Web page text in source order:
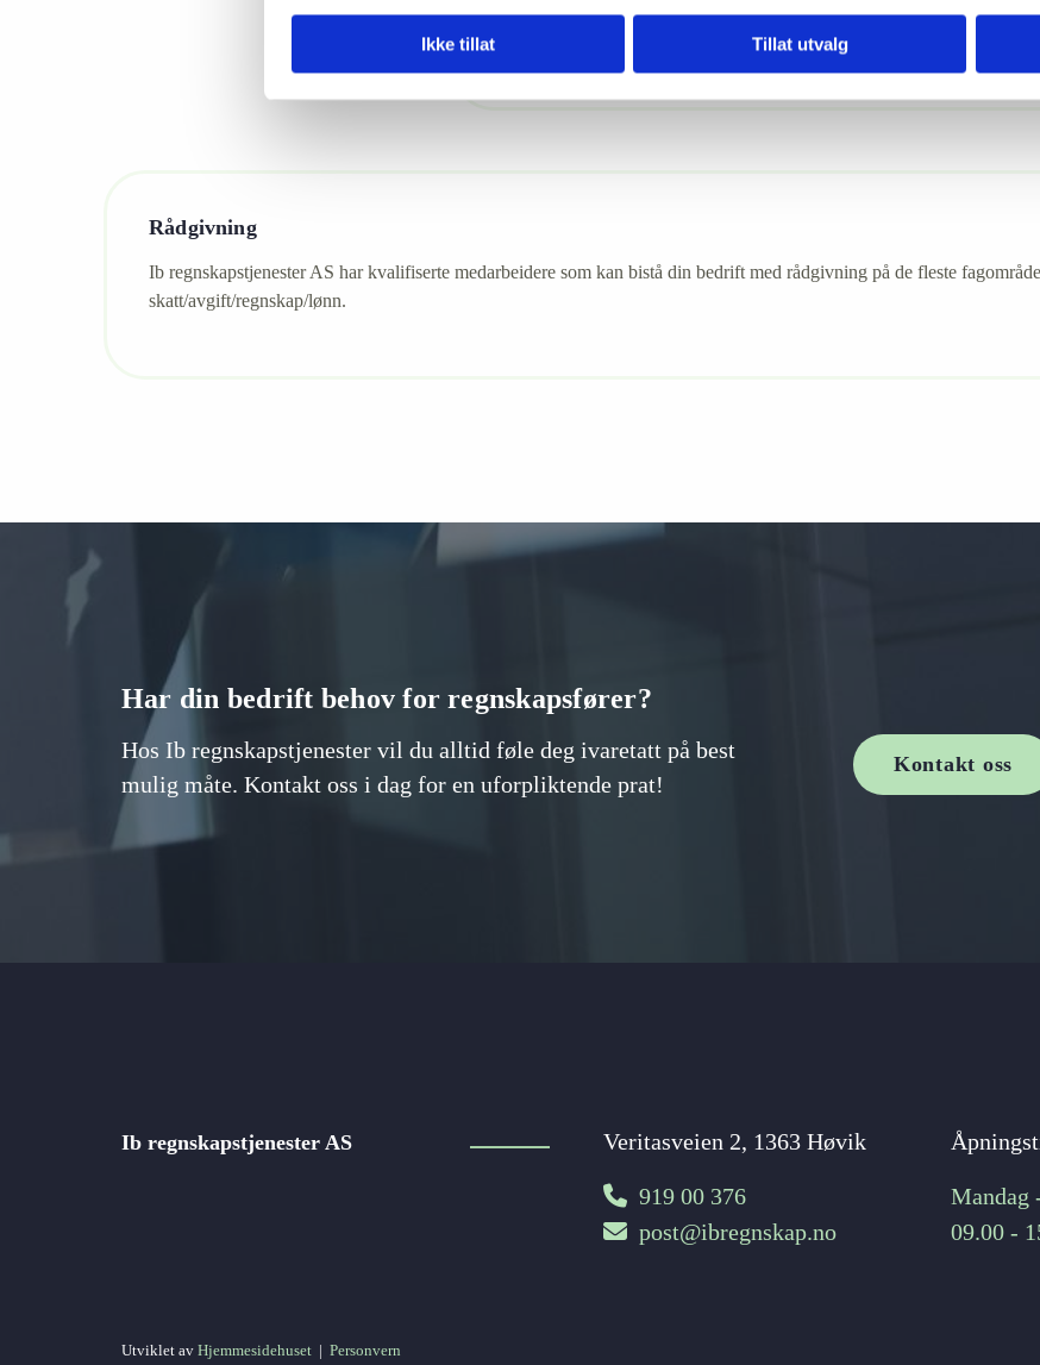
Ikke tillat Tillat utvalg
Sett bort faktureringen til en regnskapsfører med lang erfaring. Vi
Rådgivning
Ib regnskapstjenester AS har kvalifiserte medarbeidere som kan bistå din bedrift med rådgivning på de fleste
skatt/avgift/regnskap/lønn.
Har din bedrift behov for regnskapsfører?
Hos Ib regnskapstjenester vil du alltid føle deg ivaretatt på best
mulig måte. Kontakt oss i dag for en uforpliktende prat!
Kontakt oss
Ib regnskapstjenester AS Veritasveien 2, 1363 Høvik
 919 00 376
 post@ibregnskap.no
Mandag
09.00 -
Utviklet av Hjemmesidehuset | Personvern